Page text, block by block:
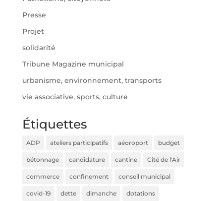
Presse
Projet
solidarité
Tribune Magazine municipal
urbanisme, environnement, transports
vie associative, sports, culture
Étiquettes
ADP ateliers participatifs aéoroport budget
bétonnage candidature cantine Cité de l'Air
commerce confinement conseil municipal
covid-19 dette dimanche dotations